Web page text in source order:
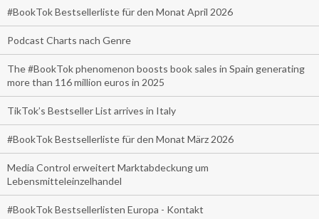
#BookTok Bestsellerliste für den Monat April 2026
Podcast Charts nach Genre
The #BookTok phenomenon boosts book sales in Spain generating
more than 116 million euros in 2025
TikTok’s Bestseller List arrives in Italy
#BookTok Bestsellerliste für den Monat März 2026
Media Control erweitert Marktabdeckung um
Lebensmitteleinzelhandel
#BookTok Bestsellerlisten Europa - Kontakt